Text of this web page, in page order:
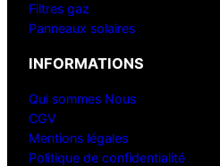
Filtres gaz
Panneaux solaires
INFORMATIONS
Qui sommes Nous
CGV
Mentions légales
Politique de confidentialité